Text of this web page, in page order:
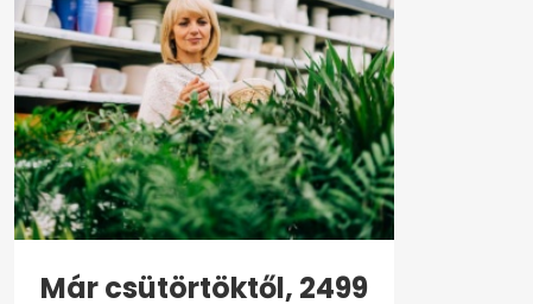
Már csütörtöktől, 2499